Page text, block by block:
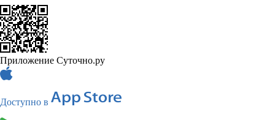
Приложение Суточно.ру
Доступно в